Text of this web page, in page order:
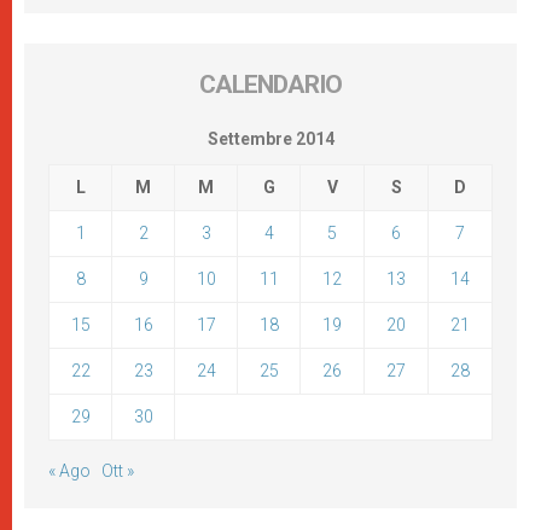
CALENDARIO
Settembre 2014
L M M G V S D
1 2 3 4 5 6 7
8 9 10 11 12 13 14
15 16 17 18 19 20 21
22 23 24 25 26 27 28
29 30
« Ago Ott »